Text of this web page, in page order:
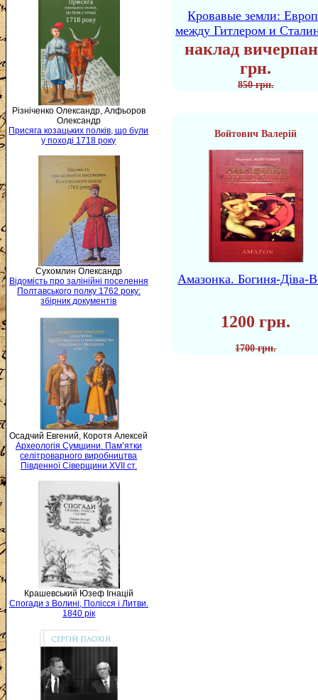
Різніченко Олександр, Алфьоров
Олександр
Присяга козацьких полків, що були
у поході 1718 року
Сухомлин Олександр
Відомість про залінійні поселення
Полтавського полку 1762 року:
збірник документів
Осадчий Евгений, Коротя Алексей
Археологія Сумщини. Пам’ятки
селітроварного виробництва
Південної Сіверщини XVII ст.
Крашевський Юзеф Ігнацій
Спогади з Волині, Полісся і Литви.
1840 рік
Кровавые земли:
между Гитлером и
наклад
грн.
850 грн.
Войтович Валерій
Амазонка. Богиня-Діва-
1200 грн.
1700 грн.